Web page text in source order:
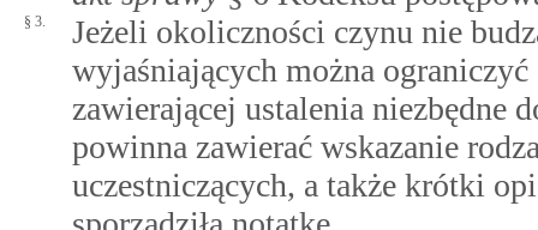
§ 3.
Jeżeli okoliczności czynu nie
wyjaśniających można
zawierającej ustalenia niezbędne
powinna zawierać wskazanie
uczestniczących, a także krótki